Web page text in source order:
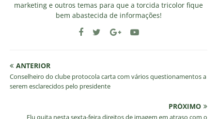
marketing e outros temas para que a torcida tricolor fique
bem abastecida de informações!
ANTERIOR
Conselheiro do clube protocola carta com vários questionamentos a
serem esclarecidos pelo presidente
PRÓXIMO
Flu quita nesta sexta-feira direitos de imagem em atraso com o